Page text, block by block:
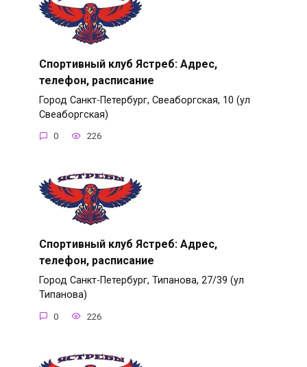
Спортивный клуб Ястреб: Адрес,
телефон, расписание
Город Санкт-Петербург, Свеаборгская, 10 (ул
Свеаборгская)
0 226
Спортивный клуб Ястреб: Адрес,
телефон, расписание
Город Санкт-Петербург, Типанова, 27/39 (ул
Типанова)
0 226